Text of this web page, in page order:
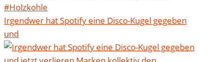
Irgendwer hat Spotify eine Disco-Kugel gegeben
und